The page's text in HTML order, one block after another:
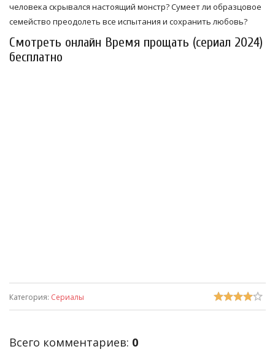
человека скрывался настоящий монстр? Сумеет ли образцовое
семейство преодолеть все испытания и сохранить любовь?
Смотреть онлайн Время прощать (сериал 2024)
бесплатно
Категория: Сериалы
Всего комментариев: 0